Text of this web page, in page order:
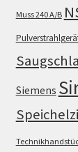
Muss 240 A/B
Siemens